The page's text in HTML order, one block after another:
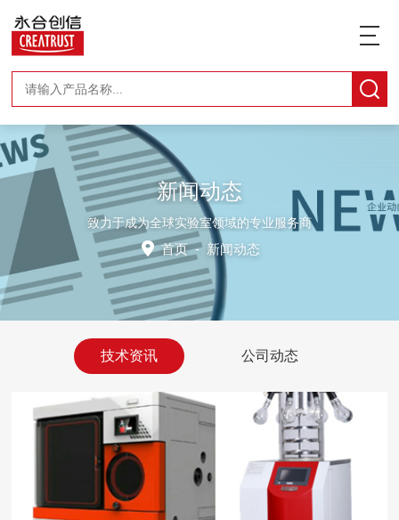
新闻动态
致力于成为全球实验室领域的专业服务商
首页- 新闻动态
技术资讯 公司动态